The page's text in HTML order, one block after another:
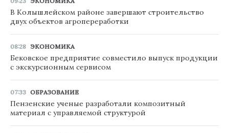
В Колышлейском районе завершают строительство
двух объектов агропереработки
08:28 ЭКОНОМИКА
Бековское предприятие совместило выпуск продукции
с экскурсионным сервисом
07:33 ОБРАЗОВАНИЕ
Пензенские ученые разработали композитный
материал с управляемой структурой